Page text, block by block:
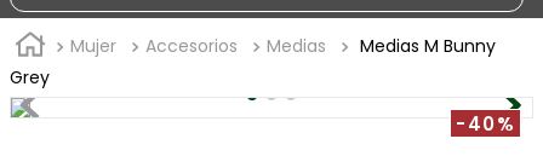
Mujer Accesorios Medias
Medias M Bunny
Grey
-40%
TÉRMINOS MÁS BUSCADOS
1